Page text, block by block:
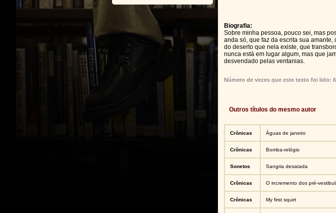
Biografia:
Sobre minha pessoa, pouco sei, mas
anda só, que faz da escrita sua
do deserto que nela existe, que
nunca está em lugar algum, mas que
desvendado pelas ventanias.
Número de vezes que este texto foi lido:
Outros títulos do mesmo autor
Crônicas Águas de janeiro
Crônicas Bomba-relógio
Sonetos Sangria desatada
Crônicas O incremento dos pré-
Crônicas My first squirt